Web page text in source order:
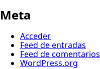
Meta
Acceder
Feed de entradas
Feed de comentarios
WordPress.org